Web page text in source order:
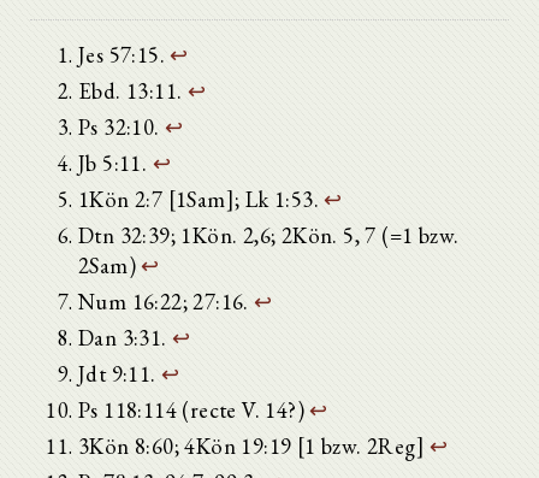
Jes 57:15.↩
Ebd. 13:11. ↩
Ps 32:10. ↩
Jb 5:11. ↩
1Kön 2:7 [1Sam]; Lk 1:53.↩
Dtn 32:39; 1Kön. 2,6; 2Kön. 5, 7 (=1 bzw.
2Sam)↩
Num 16:22; 27:16. ↩
Dan 3:31. ↩
Jdt 9:11.↩
Ps 118:114 (recte V. 14?)↩
3Kön 8:60; 4Kön 19:19 [1 bzw. 2Reg]↩